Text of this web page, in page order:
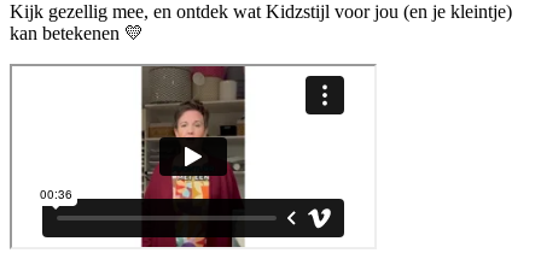
Kijk gezellig mee, en ontdek wat Kidzstijl voor jou (en je kleintje)
kan betekenen 💛